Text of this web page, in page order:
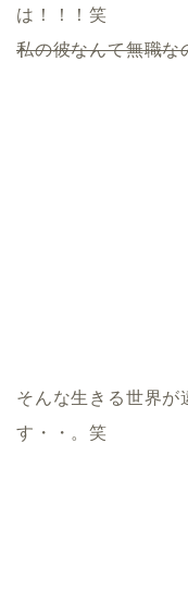
は！！！笑
私の彼なんて無職な
そんな生きる世界が
す・・。笑